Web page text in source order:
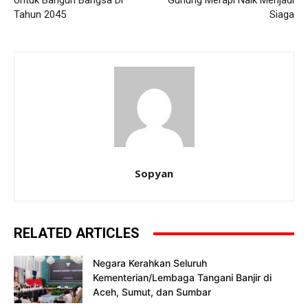
Tahun 2045
Siaga
Sopyan
RELATED ARTICLES
Negara Kerahkan Seluruh
Kementerian/Lembaga Tangani Banjir di
Aceh, Sumut, dan Sumbar